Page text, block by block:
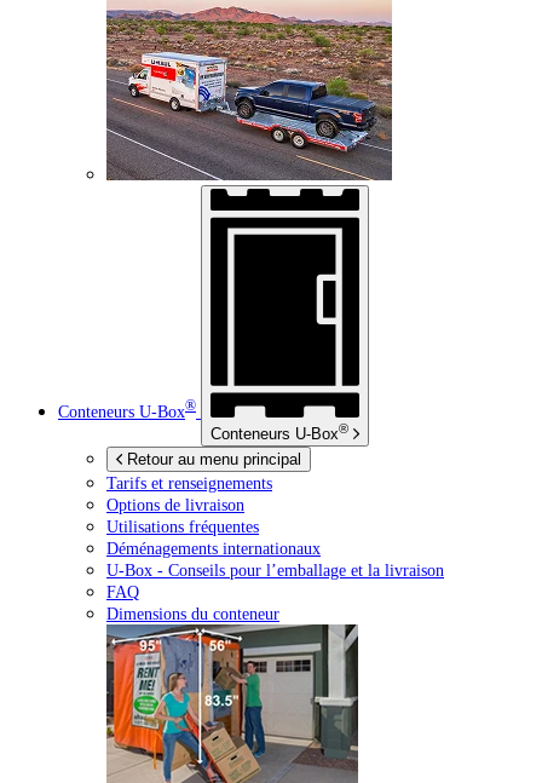
Conteneurs U-Box®
Conteneurs U-Box®
Retour au menu principal
Tarifs et renseignements
Options de livraison
Utilisations fréquentes
Déménagements internationaux
U-Box - Conseils pour l’emballage et la livraison
FAQ
Dimensions du conteneur